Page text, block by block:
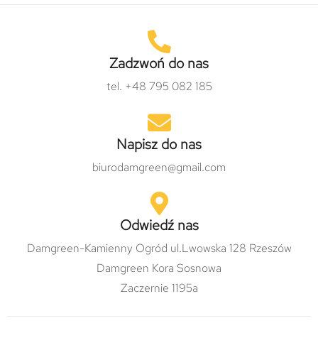
Zadzwoń do nas
tel. +48 795 082 185
Napisz do nas
biurodamgreen@gmail.com
Odwiedź nas
Damgreen-Kamienny Ogród ul.Lwowska 128 Rzeszów
Damgreen Kora Sosnowa
Zaczernie 1195a